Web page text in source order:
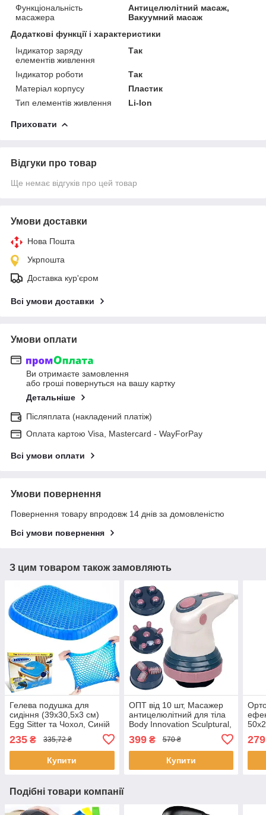
Функціональність
масажера
Антицелюлітний масаж,
Вакуумний масаж
Додаткові функції і характеристики
Індикатор заряду
елементів живлення
Так
Індикатор роботи
Так
Матеріал корпусу
Пластик
Тип елементів живлення
Li-Ion
Приховати
Відгуки про товар
Ще немає відгуків про цей товар
Умови доставки
Нова Пошта
Укрпошта
Доставка кур'єром
Всі умови доставки
Умови оплати
Ви отримаєте замовлення
або гроші повернуться на вашу картку
Детальніше
Післяплата (накладений платіж)
Оплата картою Visa, Mastercard - WayForPay
Всі умови оплати
Умови повернення
Повернення товару впродовж 14 днів за домовленістю
Всі умови повернення
З цим товаром також замовляють
Гелева подушка для
сидіння (39х30,5х3 см)
Egg Sitter та Чохол, Синій
для хребта
235 ₴ 335,72 ₴
Купити
ОПТ від 10 шт, Масажер
антицелюлітний для тіла
Body Innovation Sculptural,
інфрачервоний
вібромасажер для тіла
399₴ 570 ₴
Купити
сну
Подібні товари компанії